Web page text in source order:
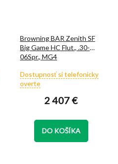
Browning BAR Zenith SF
Big Game HC Flut., .30-
06Spr., MG4
Priemerné
hodnotenie
je
5
hviezdičiek.
Dostupnosť si telefonicky
overte
2 407 €
DO KOŠÍKA